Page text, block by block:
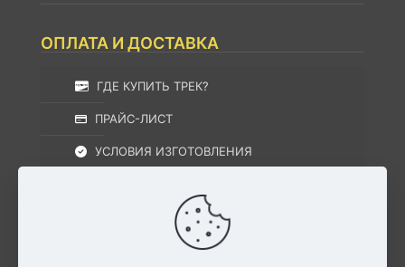
ОПЛАТА И ДОСТАВКА
ГДЕ КУПИТЬ ТРЕК?
ПРАЙС-ЛИСТ
УСЛОВИЯ ИЗГОТОВЛЕНИЯ
УСЛОВИЯ ВОЗВРАТА